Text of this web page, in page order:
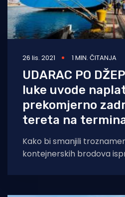
26 lis. 2021 1 MIN. ČITANJA
UDARAC PO
luke uvode
prekomjerno
tereta na
Kako bi smanjili
kontejnerskih brodova